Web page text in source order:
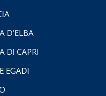
D'ELBA
DI CAPRI
EGADI